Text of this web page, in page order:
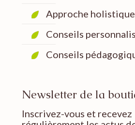
Approche holistique
Conseils
Conseils
Newsletter de la
Inscrivez-vous et recevez